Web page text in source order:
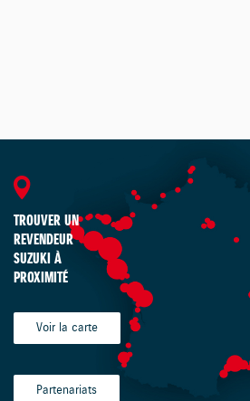
TROUVER UN
REVENDEUR
SUZUKI À
PROXIMITÉ
Voir la carte
Partenariats